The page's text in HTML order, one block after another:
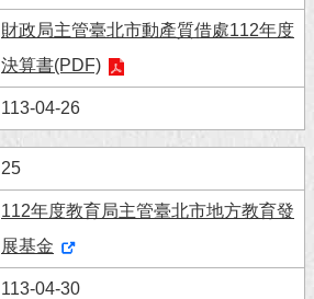
財政局主管臺北市動產質借處112年度
決算書(PDF)
113-04-26
25
112年度教育局主管臺北市地方教育發
展基金
113-04-30